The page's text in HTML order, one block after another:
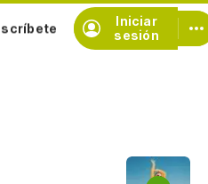
Iniciar
sesión
de